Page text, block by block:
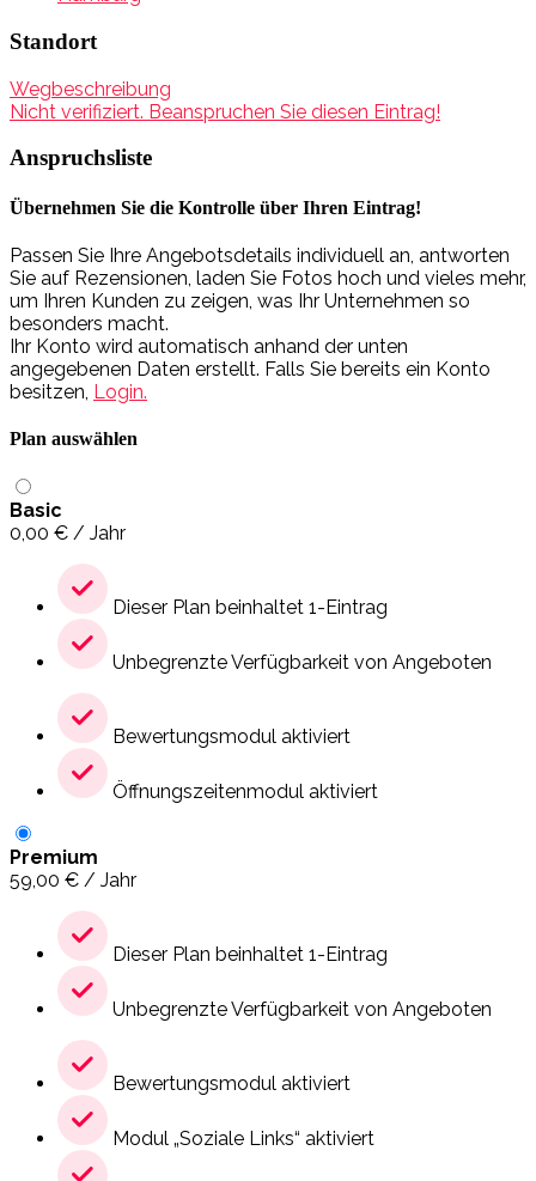
Standort
Wegbeschreibung
Nicht verifiziert. Beanspruchen Sie diesen Eintrag!
Anspruchsliste
Übernehmen Sie die Kontrolle über Ihren Eintrag!
Passen Sie Ihre Angebotsdetails individuell an, antworten
Sie auf Rezensionen, laden Sie Fotos hoch und vieles mehr,
um Ihren Kunden zu zeigen, was Ihr Unternehmen so
besonders macht.
Ihr Konto wird automatisch anhand der unten
angegebenen Daten erstellt. Falls Sie bereits ein Konto
besitzen, Login.
Plan auswählen
Basic
0,00 € / Jahr
Dieser Plan beinhaltet 1-Eintrag
Unbegrenzte Verfügbarkeit von Angeboten
Bewertungsmodul aktiviert
Öffnungszeitenmodul aktiviert
Premium
59,00 € / Jahr
Dieser Plan beinhaltet 1-Eintrag
Unbegrenzte Verfügbarkeit von Angeboten
Bewertungsmodul aktiviert
Modul „Soziale Links“ aktiviert